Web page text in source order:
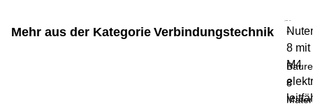
Mehr aus der Kategorie Verbindungstechnik
8 mit
M4
-
8